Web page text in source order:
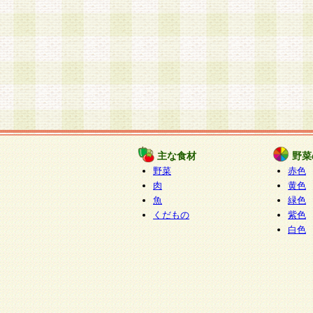
主な食材
野菜
肉
魚
くだもの
野
赤色
黄色
緑色
紫色
白色